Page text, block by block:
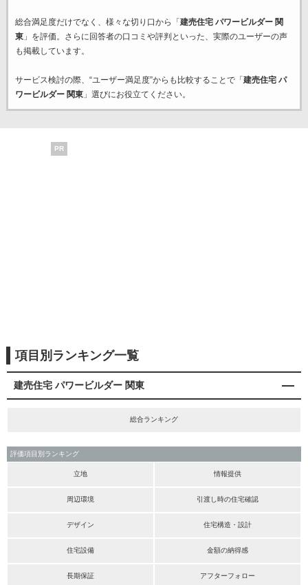
総合満足度だけでなく、様々な切り口から「 建売住宅 パワービルダー 関
東」を評価。さらに回答者の口コミや評判といった、実際のユーザーの声
も掲載しています。
サービス検討の際、“ユーザー満足度”からも比較することで「 建売住宅 パ
ワービルダー 関東」選びにお役立てください。
PR
項目別ランキング一覧
建売住宅 パワービルダー 関東
総合ランキング
評価項目別ランキング
立地 情報提供
周辺環境 引渡し時の住宅確認
デザイン 住宅構造・設計
住宅設備 金額の納得感
長期保証 アフターフォロー